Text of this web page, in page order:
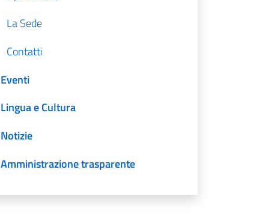
La Sede
Contatti
Eventi
Lingua e Cultura
Notizie
Amministrazione trasparente